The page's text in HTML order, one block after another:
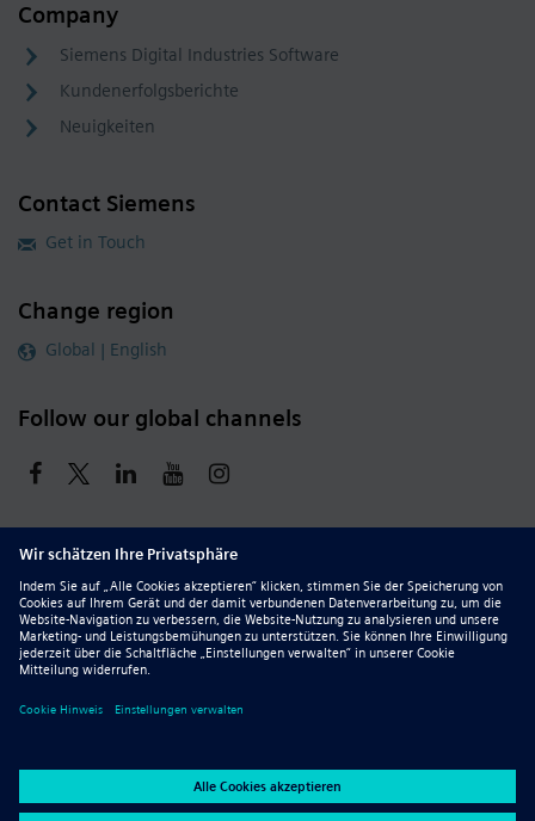
Company
Siemens Digital Industries Software
Kundenerfolgsberichte
Neuigkeiten
Contact Siemens
Get in Touch
Change region
Global | English
Follow our global channels
siemens.com Global Website © 2026 Siemens
Whistleblowing
Corporate Information
DMCA
Privacy Notice
Terms of Use
Digital ID Report Piracy